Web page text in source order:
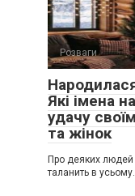
Розваги
Які імена
удачу
та жінок
Про деяких людей
таланить в